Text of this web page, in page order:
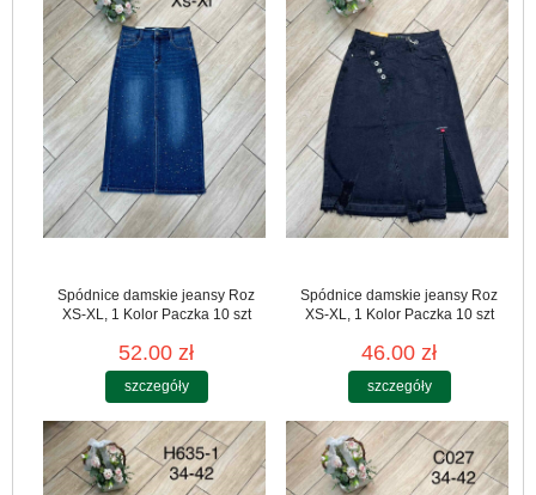
Spódnice damskie jeansy Roz
XS-XL, 1 Kolor Paczka 10 szt
52.00 zł
szczegóły
Spódnice damskie jeansy Roz
XS-XL, 1 Kolor Paczka 10 szt
46.00 zł
szczegóły